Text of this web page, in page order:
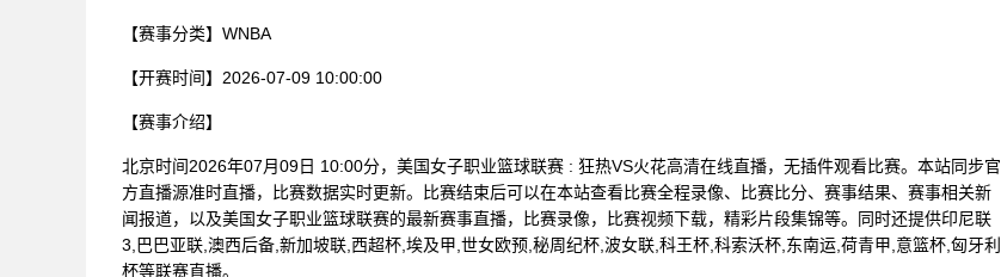
【赛事分类】 WNBA
【开赛时间】 2026-07-09 10:00:00
【赛事介绍】
北京时间2026年07月09日 10:00分，美国女子职业篮球联赛 : 狂热VS火花高清在线直播，无插件观看比赛。本站同步官
方直播源准时直播，比赛数据实时更新。比赛结束后可以在本站查看比赛全程录像、比赛比分、赛事结果、赛事相关新
闻报道，以及美国女子职业篮球联赛的最新赛事直播，比赛录像，比赛视频下载，精彩片段集锦等。同时还提供印尼联
3,巴巴亚联,澳西后备,新加坡联,西超杯,埃及甲,世女欧预,秘周纪杯,波女联,科王杯,科索沃杯,东南运,荷青甲,意篮杯,匈牙利
杯等联赛直播。